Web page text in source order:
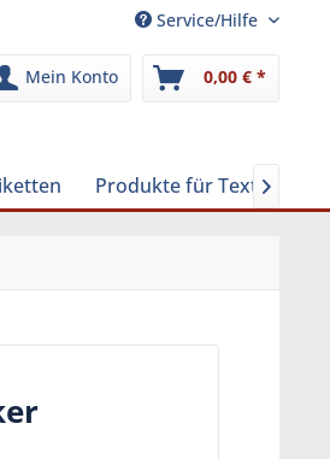
Service/Hilfe
Mein Konto 0,00 € *
Produkte für 